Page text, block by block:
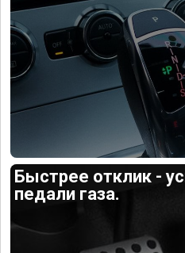
Быстрее отклик -
педали газа.